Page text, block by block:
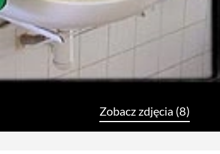
Zobacz zdjęcia (8)